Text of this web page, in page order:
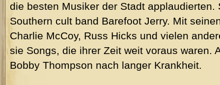
die besten Musiker der Stadt applaudierten.
Southern cult band Barefoot Jerry. Mit
Charlie McCoy, Russ Hicks und vielen
sie Songs, die ihrer Zeit weit voraus waren.
Bobby Thompson nach langer Krankheit.